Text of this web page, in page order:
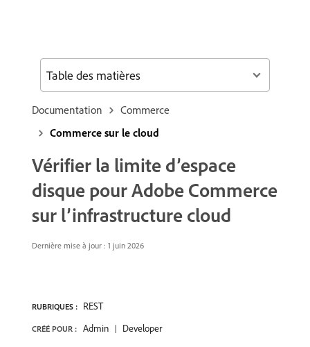
Documentation
Commerce
Commerce sur le cloud
Vérifier la limite d’espace
disque pour Adobe Commerce
sur l’infrastructure cloud
Dernière mise à jour : 1 juin 2026
RUBRIQUES : REST
CRÉÉ POUR : Admin Developer
Table des matières